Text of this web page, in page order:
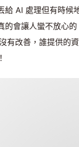
給 AI 處理但有時候
的會讓人蠻不放心
有改善，誰提供的